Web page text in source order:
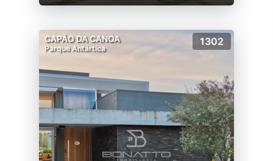
CAPÃO DA CANOA
Parque Antártica
1302